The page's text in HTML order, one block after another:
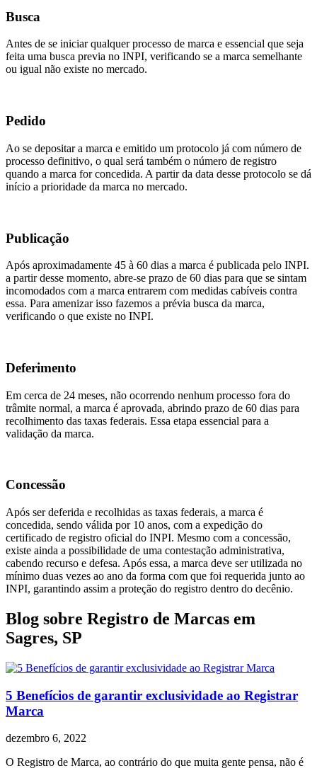
Busca
Antes de se iniciar qualquer processo de marca e essencial que seja
feita uma busca previa no INPI, verificando se a marca semelhante
ou igual não existe no mercado.
Pedido
Ao se depositar a marca e emitido um protocolo já com número de
processo definitivo, o qual será também o número de registro
quando a marca for concedida. A partir da data desse protocolo se dá
início a prioridade da marca no mercado.
Publicação
Após aproximadamente 45 à 60 dias a marca é publicada pelo INPI.
a partir desse momento, abre-se prazo de 60 dias para que se sintam
incomodados com a marca entrarem com medidas cabíveis contra
essa. Para amenizar isso fazemos a prévia busca da marca,
verificando o que existe no INPI.
Deferimento
Em cerca de 24 meses, não ocorrendo nenhum processo fora do
trâmite normal, a marca é aprovada, abrindo prazo de 60 dias para
recolhimento das taxas federais. Essa etapa essencial para a
validação da marca.
Concessão
Após ser deferida e recolhidas as taxas federais, a marca é
concedida, sendo válida por 10 anos, com a expedição do
certificado de registro oficial do INPI. Mesmo com a concessão,
existe ainda a possibilidade de uma contestação administrativa,
cabendo recurso e defesa. Após essa, a marca deve ser utilizada no
mínimo duas vezes ao ano da forma com que foi requerida junto ao
INPI, garantindo assim a proteção do registro dentro do decênio.
Blog sobre Registro de Marcas em
Sagres, SP
5 Benefícios de garantir exclusividade ao Registrar
Marca
dezembro 6, 2022
O Registro de Marca, ao contrário do que muita gente pensa, não é